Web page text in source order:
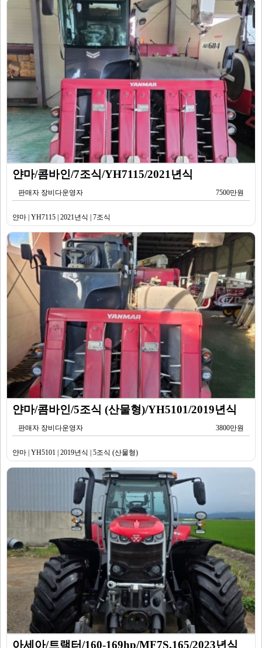
얀마/콤바인/7조식/YH7115/2021년식
판매자 장비다운영자 7500만원
얀마 | YH7115 | 2021년식 | 7조식
얀마/콤바인/5조식 (산물형)/YH5101/2019년식
판매자 장비다운영자 3800만원
얀마 | YH5101 | 2019년식 | 5조식 (산물형)
아세아/트랙터/160-169hp/MF7S.165/2023년식